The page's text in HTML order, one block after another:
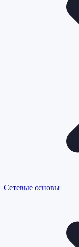
Сетевые основы